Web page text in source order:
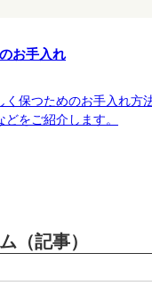
お手入れ
く保つためのお手入れ方
をご紹介します。
（記事）